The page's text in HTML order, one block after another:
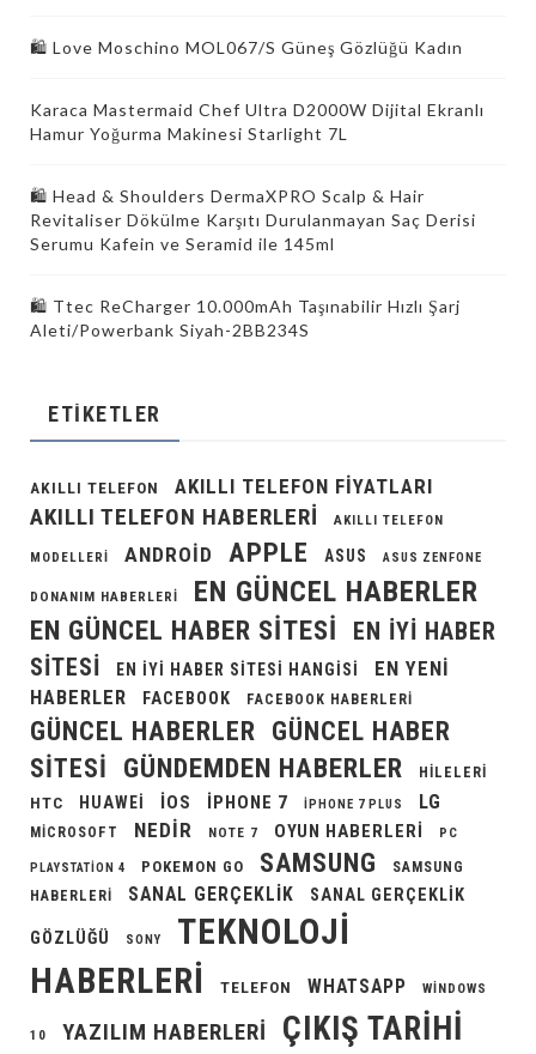
🛍 Love Moschino MOL067/S Güneş Gözlüğü Kadın
Karaca Mastermaid Chef Ultra D2000W Dijital Ekranlı
Hamur Yoğurma Makinesi Starlight 7L
🛍️ Head & Shoulders DermaXPRO Scalp & Hair
Revitaliser Dökülme Karşıtı Durulanmayan Saç Derisi
Serumu Kafein ve Seramid ile 145ml
🛍 Ttec ReCharger 10.000mAh Taşınabilir Hızlı Şarj
Aleti/Powerbank Siyah-2BB234S
ETIKETLER
AKILLI TELEFON AKILLI TELEFON FIYATLARI
AKILLI TELEFON HABERLERI AKILLI TELEFON
MODELLERI ANDROID APPLE ASUS ASUS ZENFONE
DONANIM HABERLERI EN GÜNCEL HABERLER
EN GÜNCEL HABER SITESI
EN IYI HABER
SITESI
EN IYI HABER SITESI HANGISI
EN YENI
HABERLER
FACEBOOK FACEBOOK HABERLERI
GÜNCEL HABERLER GÜNCEL HABER
SITESI
GÜNDEMDEN HABERLER
HILELERI
HTC
HUAWEI IOS IPHONE 7 IPHONE 7 PLUS LG
MICROSOFT NEDIR NOTE 7 OYUN HABERLERI PC
PLAYSTATION 4 POKEMON GO SAMSUNG
SAMSUNG
HABERLERI
SANAL GERÇEKLIK SANAL GERÇEKLIK
GÖZLÜĞÜ SONY
TEKNOLOJI
HABERLERI
TELEFON WHATSAPP WINDOWS
10 YAZILIM HABERLERI ÇIKIŞ TARIHI